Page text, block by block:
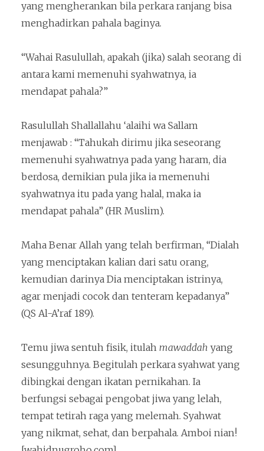
yang mengherankan bila perkara ranjang bisa
menghadirkan pahala baginya.
“Wahai Rasulullah, apakah (jika) salah seorang di
antara kami memenuhi syahwatnya, ia
mendapat pahala?”
Rasulullah Shallallahu ‘alaihi wa Sallam
menjawab : “Tahukah dirimu jika seseorang
memenuhi syahwatnya pada yang haram, dia
berdosa, demikian pula jika ia memenuhi
syahwatnya itu pada yang halal, maka ia
mendapat pahala” (HR Muslim).
Maha Benar Allah yang telah berfirman, “Dialah
yang menciptakan kalian dari satu orang,
kemudian darinya Dia menciptakan istrinya,
agar menjadi cocok dan tenteram kepadanya”
(QS Al-A’raf 189).
Temu jiwa sentuh fisik, itulah mawaddah yang
sesungguhnya. Begitulah perkara syahwat yang
dibingkai dengan ikatan pernikahan. Ia
berfungsi sebagai pengobat jiwa yang lelah,
tempat tetirah raga yang melemah. Syahwat
yang nikmat, sehat, dan berpahala. Amboi nian!